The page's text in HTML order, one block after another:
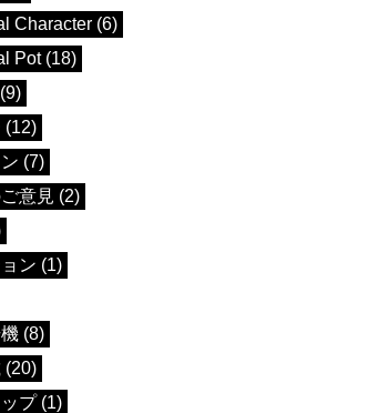
Character (6)
Pot (18)
(12)
(7)
意見 (2)
ン (1)
(8)
(20)
プ (1)